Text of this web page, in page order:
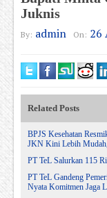
Juknis
By: admin On: 26
Related Posts
BPJS Kesehatan
JKN Kini Lebih
PT TeL Salurkan 115
PT TeL Gandeng
Nyata Komitmen Jaga